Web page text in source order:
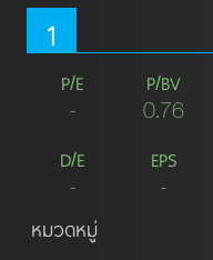
1
P/E
-
P/BV
0.76
D/E
-
EPS
-
หมวดหมู่